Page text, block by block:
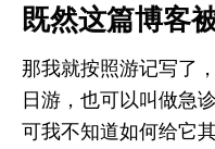
既然这篇博客
那我就按照游记写了
日游，也可以叫做急
可我不知道如何给它